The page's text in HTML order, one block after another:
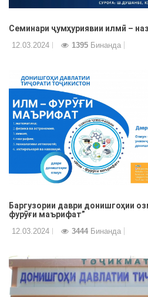
Семинари ҷумҳуриявии илмӣ –
12.03.2024 1395 Бинанда
Баргузории даври донишгоҳии
фурӯғи маърифат”
12.03.2024 3444 Бинанда